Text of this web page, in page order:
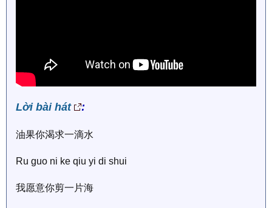
Lời bài hát :
油果你渴求一滴水
Ru guo ni ke qiu yi di shui
我愿意你剪一片海